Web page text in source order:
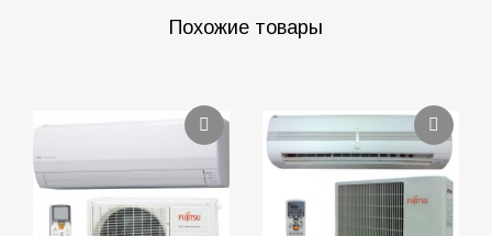
Похожие товары